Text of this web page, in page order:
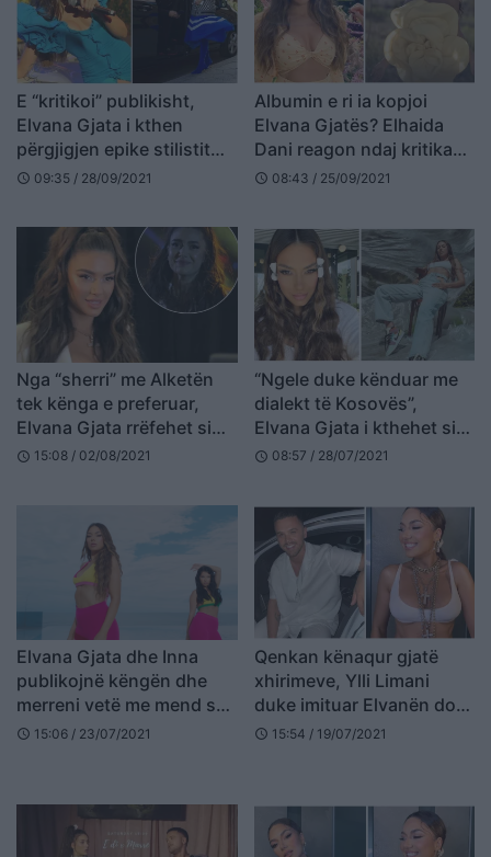
E “kritikoi” publikisht,
Elvana Gjata i kthen
përgjigjen epike stilistit
shqiptar (FOTO LAJM)
schedule 09:35 / 28/09/2021
Albumin e ri ia kopjoi
Elvana Gjatës? Elhaida
Dani reagon ndaj kritikave
(VIDEO)
schedule 08:43 / 25/09/2021
Nga “sherri” me Alketën
tek kënga e preferuar,
Elvana Gjata rrëfehet si
kurrë më parë
schedule 15:08 / 02/08/2021
“Ngele duke kënduar me
dialekt të Kosovës”,
Elvana Gjata i kthehet si
asnjëherë ndjekësit
schedule 08:57 / 28/07/2021
Elvana Gjata dhe Inna
publikojnë këngën dhe
merreni vetë me mend sa
e bukur është (VIDEO)
schedule 15:06 / 23/07/2021
Qenkan kënaqur gjatë
xhirimeve, Ylli Limani
duke imituar Elvanën do
iu shkri së qeshuri
schedule 15:54 / 19/07/2021